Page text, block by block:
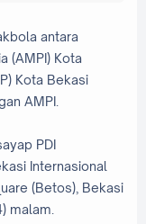
antara
(AMPI) Kota
Kota Bekasi
AMPI.
PDI
Internasional
(Betos), Bekasi
malam.